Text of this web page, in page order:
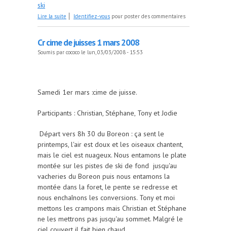
ski
Lire la suite de samdi 8 mars :mont aunos
Identifiez-vous pour poster des commentaires
Cr cime de juisses 1 mars 2008
Soumis par cococo le lun, 03/03/2008 - 15:53
Samedi 1er mars :cime de juisse.
Participants : Christian, Stéphane, Tony et Jodie
Départ vers 8h 30 du Boreon : ça sent le
printemps, l'air est doux et les oiseaux chantent,
mais le ciel est nuageux. Nous entamons le plate
montée sur les pistes de ski de fond jusqu'au
vacheries du Boreon puis nous entamons la
montée dans la foret, le pente se redresse et
nous enchaînons les conversions. Tony et moi
mettons les crampons mais Christian et Stéphane
ne les mettrons pas jusqu'au sommet. Malgré le